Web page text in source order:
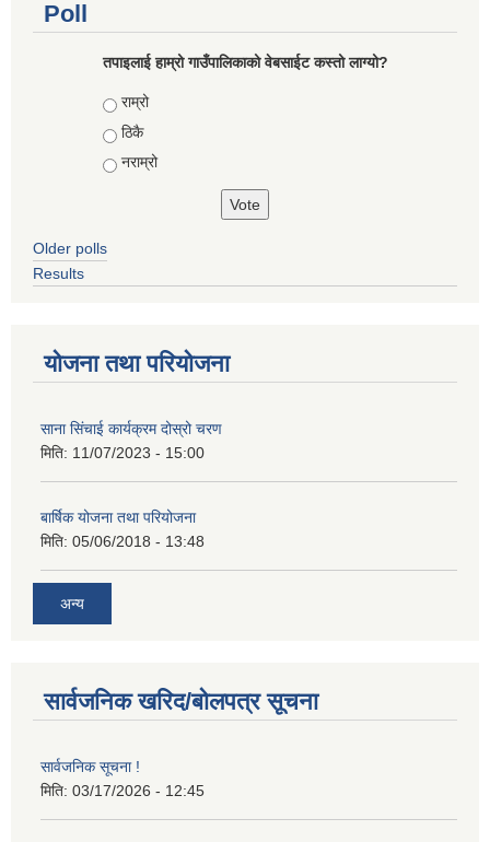
Poll
तपाइलाई हाम्रो गाउँपालिकाको वेबसाईट कस्तो लाग्यो?
Choices
राम्रो
ठिकै
नराम्रो
Older polls
Results
योजना तथा परियोजना
साना सिंचाई कार्यक्रम दोस्रो चरण
मिति: 11/07/2023 - 15:00
बार्षिक योजना तथा परियोजना
मिति: 05/06/2018 - 13:48
अन्य
सार्वजनिक खरिद/बोलपत्र सूचना
सार्वजनिक सूचना !
मिति: 03/17/2026 - 12:45